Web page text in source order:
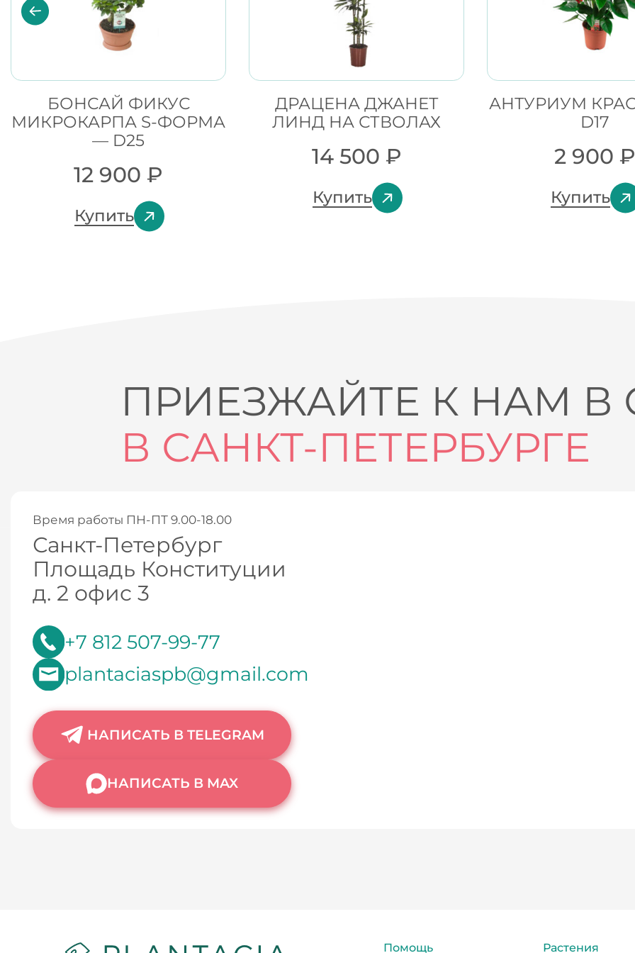
БОНСАЙ ФИКУС
МИКРОКАРПА S-ФОРМА
— D25
12 900 ₽
Купить
ДРАЦЕНА ДЖАНЕТ
ЛИНД НА СТВОЛАХ
14 500 ₽
Купить
АНТУРИУМ
D17
2 900 ₽
Купить
ПРИЕЗЖАЙТЕ К НАМ В
В САНКТ-ПЕТЕРБУРГЕ
Время работы ПН-ПТ 9.00-18.00
Санкт-Петербург
Площадь Конституции
д. 2 офис 3
+7 812 507-99-77
plantaciaspb@gmail.com
НАПИСАТЬ В TELEGRAM
НАПИСАТЬ В MAX
Помощь Растения